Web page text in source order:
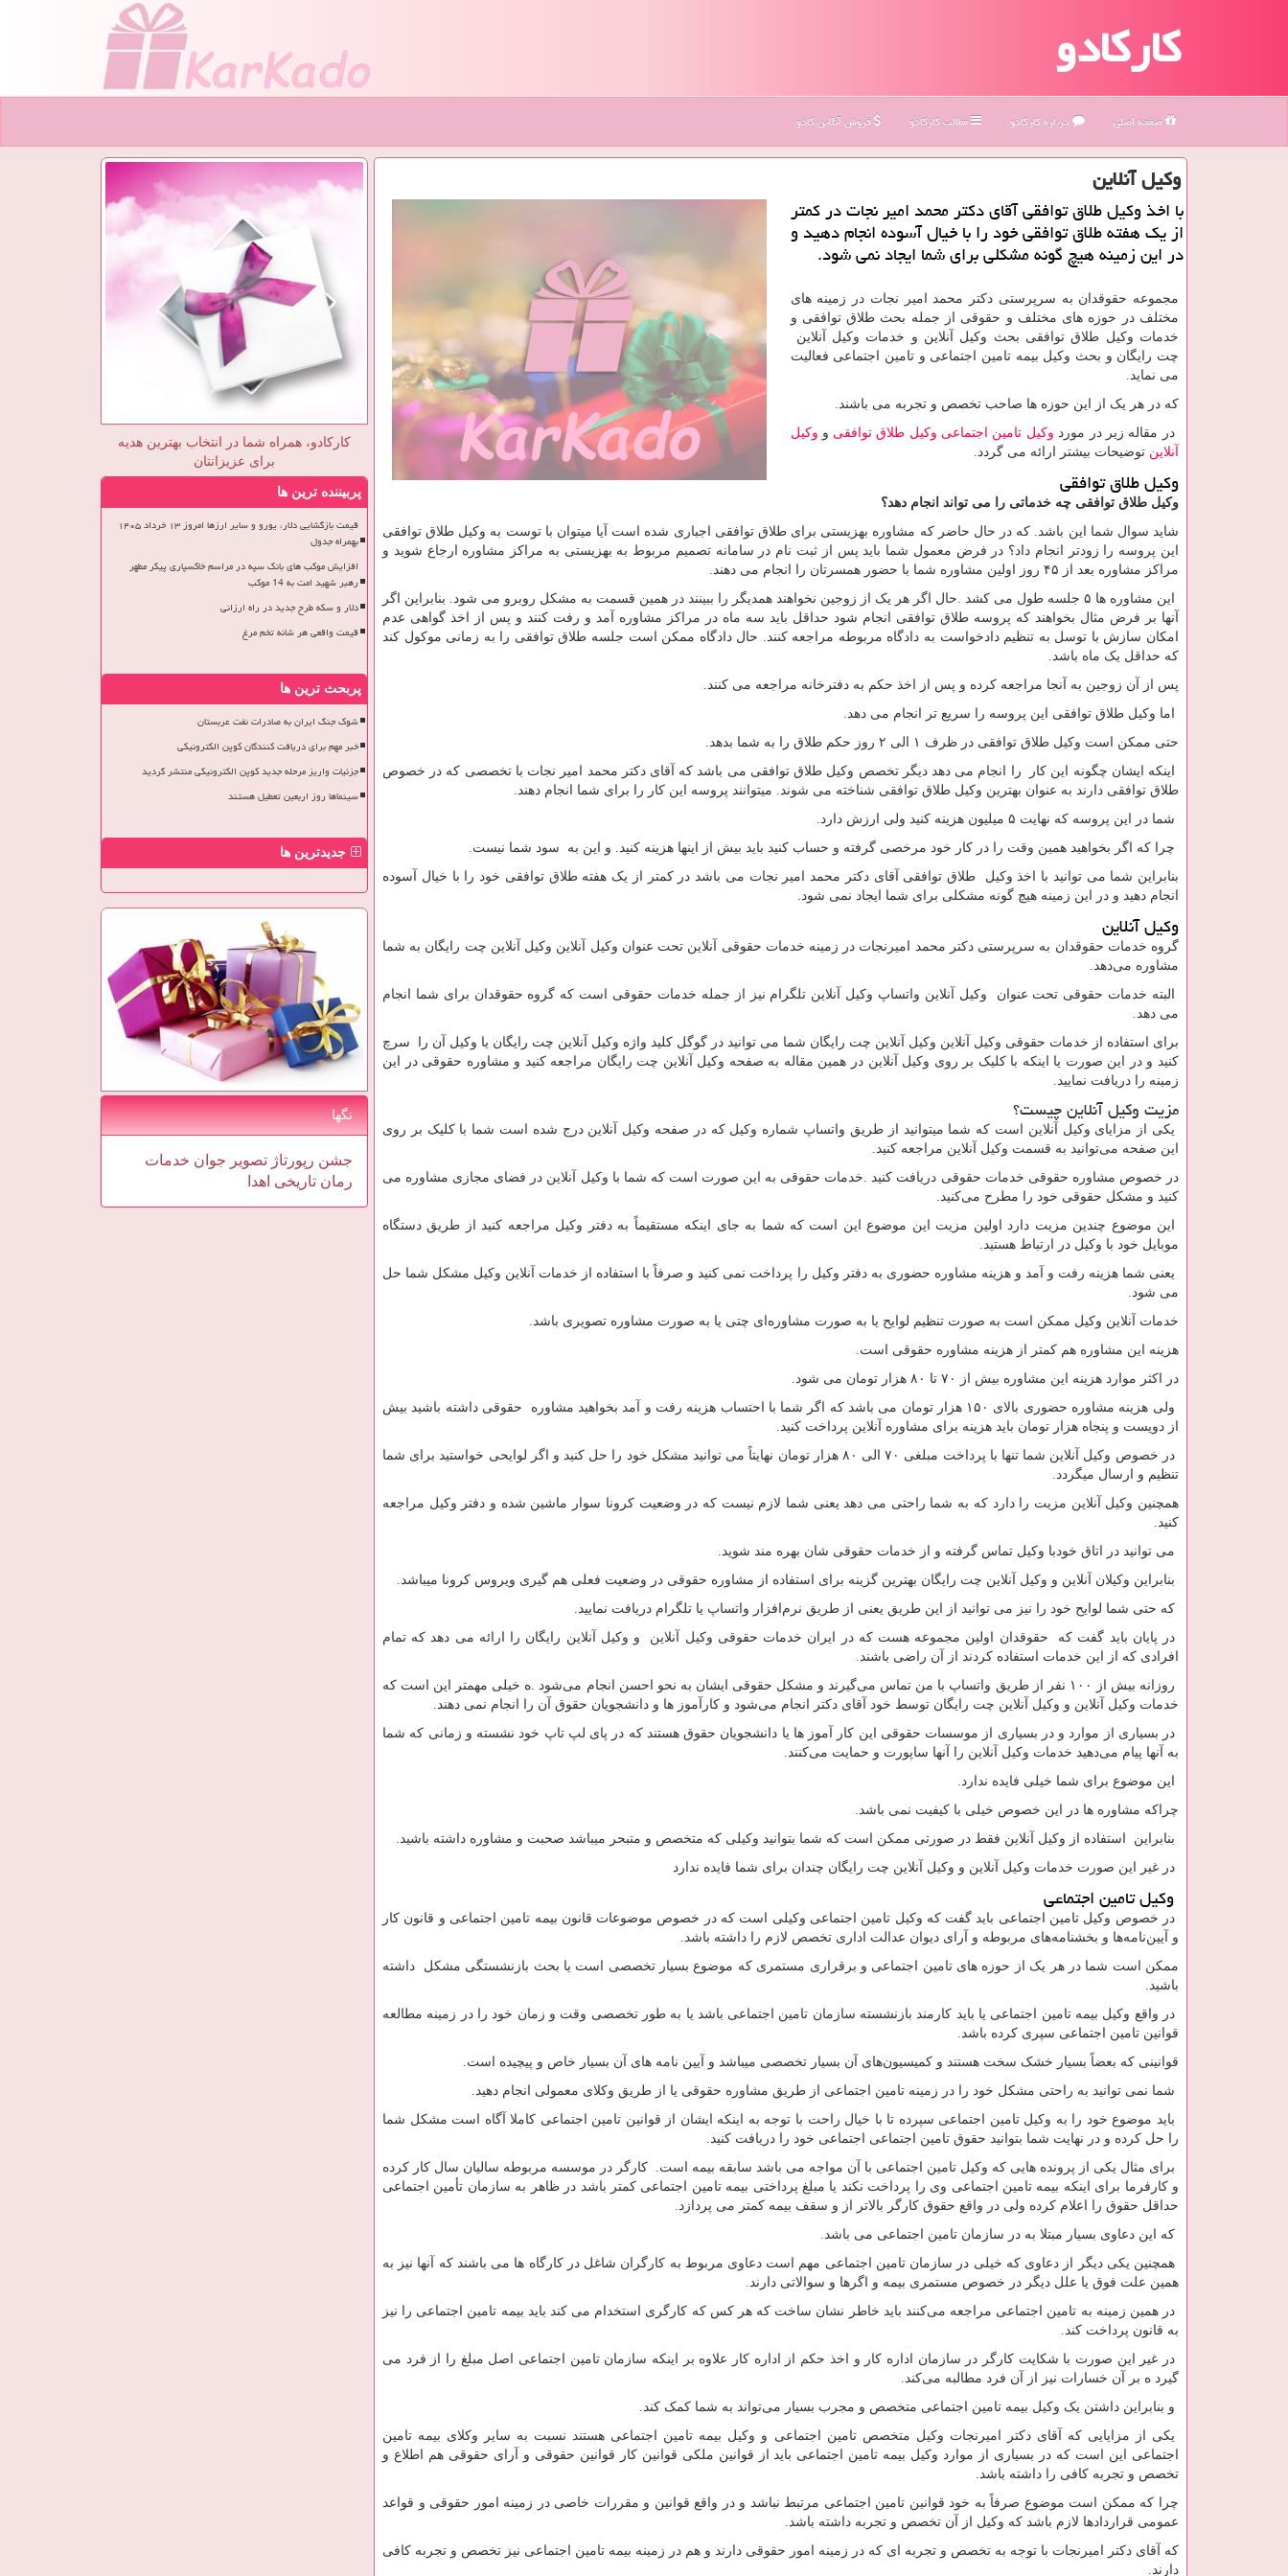
کارکادو
صفحه اصلی درباره كاركادو مطالب كاركادو فروش آنلاین کادو
وكیل آنلاین
با اخذ وكیل طلاق توافقی آقای دكتر محمد امیر نجات در كمتر
از یك هفته طلاق توافقی خود را با خیال آسوده انجام دهید و
در این زمینه هیچ گونه مشكلی برای شما ایجاد نمی شود.
مجموعه حقوقدان به سرپرستی دکتر محمد امیر نجات در زمینه های
مختلف در حوزه های مختلف و حقوقی از جمله بحث طلاق توافقی و
خدمات وکیل طلاق توافقی بحث وکیل آنلاین و خدمات وکیل آنلاین
چت رایگان و بحث وکیل بیمه تامین اجتماعی و تامین اجتماعی فعالیت
می نماید.
که در هر یک از این حوزه ها صاحب تخصص و تجربه می باشند.
در مقاله زیر در مورد وکیل تامین اجتماعی وکیل طلاق توافقی و وکیل
آنلاین توضیحات بیشتر ارائه می گردد.
وکیل طلاق توافقی
وکیل طلاق توافقی چه خدماتی را می تواند انجام دهد؟
شاید سوال شما این باشد. که در حال حاضر که مشاوره بهزیستی برای طلاق توافقی اجباری شده است آیا میتوان با توست به وکیل طلاق توافقی
این پروسه را زودتر انجام داد؟ در فرض معمول شما باید پس از ثبت نام در سامانه تصمیم مربوط به بهزیستی به مراکز مشاوره ارجاع شوید و
مراکز مشاوره بعد از ۴۵ روز اولین مشاوره شما با حضور همسرتان را انجام می دهند.
این مشاوره ها ۵ جلسه طول می کشد .حال اگر هر یک از زوجین نخواهند همدیگر را ببینند در همین قسمت به مشکل روبرو می شود. بنابراین اگر
آنها بر فرض مثال بخواهند که پروسه طلاق توافقی انجام شود حداقل باید سه ماه در مراکز مشاوره آمد و رفت کنند و پس از اخذ گواهی عدم
امکان سازش با توسل به تنظیم دادخواست به دادگاه مربوطه مراجعه کنند. حال دادگاه ممکن است جلسه طلاق توافقی را به زمانی موکول کند
که حداقل یک ماه باشد.
پس از آن زوجین به آنجا مراجعه کرده و پس از اخذ حکم به دفترخانه مراجعه می کنند.
اما وکیل طلاق توافقی این پروسه را سریع تر انجام می دهد.
حتی ممکن است وکیل طلاق توافقی در ظرف ۱ الی ۲ روز حکم طلاق را به شما بدهد.
اینکه ایشان چگونه این کار را انجام می دهد دیگر تخصص وکیل طلاق توافقی می باشد که آقای دکتر محمد امیر نجات با تخصصی که در خصوص
طلاق توافقی دارند به عنوان بهترین وکیل طلاق توافقی شناخته می شوند. میتوانند پروسه این کار را برای شما انجام دهند.
شما در این پروسه که نهایت ۵ میلیون هزینه کنید ولی ارزش دارد.
چرا که اگر بخواهید همین وقت را در کار خود مرخصی گرفته و حساب کنید باید بیش از اینها هزینه کنید. و این به سود شما نیست.
بنابراین شما می توانید با اخذ وکیل طلاق توافقی آقای دکتر محمد امیر نجات می باشد در کمتر از یک هفته طلاق توافقی خود را با خیال آسوده
انجام دهید و در این زمینه هیچ گونه مشکلی برای شما ایجاد نمی شود.
وکیل آنلاین
گروه خدمات حقوقدان به سرپرستی دکتر محمد امیرنجات در زمینه خدمات حقوقی آنلاین تحت عنوان وکیل آنلاین وکیل آنلاین چت رایگان به شما
مشاوره می‌دهد.
البته خدمات حقوقی تحت عنوان وکیل آنلاین واتساپ وکیل آنلاین تلگرام نیز از جمله خدمات حقوقی است که گروه حقوقدان برای شما انجام
می دهد.
برای استفاده از خدمات حقوقی وکیل آنلاین وکیل آنلاین چت رایگان شما می توانید در گوگل کلید واژه وکیل آنلاین چت رایگان یا وکیل آن را سرچ
کنید و در این صورت یا اینکه با کلیک بر روی وکیل آنلاین در همین مقاله به صفحه وکیل آنلاین چت رایگان مراجعه کنید و مشاوره حقوقی در این
زمینه را دریافت نمایید.
مزیت وکیل آنلاین چیست؟
یکی از مزایای وکیل آنلاین است که شما میتوانید از طریق واتساپ شماره وکیل که در صفحه وکیل آنلاین درج شده است شما با کلیک بر روی
این صفحه می‌توانید به قسمت وکیل آنلاین مراجعه کنید.
در خصوص مشاوره حقوقی خدمات حقوقی دریافت کنید .خدمات حقوقی به این صورت است که شما با وکیل آنلاین در فضای مجازی مشاوره می
کنید و مشکل حقوقی خود را مطرح می‌کنید.
این موضوع چندین مزیت دارد اولین مزیت این موضوع این است که شما به جای اینکه مستقیماً به دفتر وکیل مراجعه کنید از طریق دستگاه
موبایل خود با وکیل در ارتباط هستید.
یعنی شما هزینه رفت و آمد و هزینه مشاوره حضوری به دفتر وکیل را پرداخت نمی کنید و صرفاً با استفاده از خدمات آنلاین وکیل مشکل شما حل
می شود.
خدمات آنلاین وکیل ممکن است به صورت تنظیم لوایح یا به صورت مشاوره‌ای چتی یا به صورت مشاوره تصویری باشد.
هزینه این مشاوره هم کمتر از هزینه مشاوره حقوقی است.
در اکثر موارد هزینه این مشاوره بیش از ۷۰ تا ۸۰ هزار تومان می شود.
ولی هزینه مشاوره حضوری بالای ۱۵۰ هزار تومان می باشد که اگر شما با احتساب هزینه رفت و آمد بخواهید مشاوره حقوقی داشته باشید بیش
از دویست و پنجاه هزار تومان باید هزینه برای مشاوره آنلاین پرداخت کنید.
در خصوص وکیل آنلاین شما تنها با پرداخت مبلغی ۷۰ الی ۸۰ هزار تومان نهایتاً می توانید مشکل خود را حل کنید و اگر لوایحی خواستید برای شما
تنظیم و ارسال میگردد.
همچنین وکیل آنلاین مزیت را دارد که به شما راحتی می دهد یعنی شما لازم نیست که در وضعیت کرونا سوار ماشین شده و دفتر وکیل مراجعه
کنید.
می توانید در اتاق خودبا وکیل تماس گرفته و از خدمات حقوقی شان بهره مند شوید.
بنابراین وکیلان آنلاین و وکیل آنلاین چت رایگان بهترین گزینه برای استفاده از مشاوره حقوقی در وضعیت فعلی هم گیری ویروس کرونا میباشد.
که حتی شما لوایح خود را نیز می توانید از این طریق یعنی از طریق نرم‌افزار واتساپ یا تلگرام دریافت نمایید.
در پایان باید گفت که حقوقدان اولین مجموعه هست که در ایران خدمات حقوقی وکیل آنلاین و وکیل آنلاین رایگان را ارائه می دهد که تمام
افرادی که از این خدمات استفاده کردند از آن راضی باشند.
روزانه بیش از ۱۰۰ نفر از طریق واتساپ با من تماس می‌گیرند و مشکل حقوقی ایشان به نحو احسن انجام می‌شود .ه خیلی مهمتر این است که
خدمات وکیل آنلاین و وکیل آنلاین چت رایگان توسط خود آقای دکتر انجام می‌شود و کارآموز ها و دانشجویان حقوق آن را انجام نمی دهند.
در بسیاری از موارد و در بسیاری از موسسات حقوقی این کار آموز ها یا دانشجویان حقوق هستند که در پای لپ تاپ خود نشسته و زمانی که شما
به آنها پیام می‌دهید خدمات وکیل آنلاین را آنها ساپورت و حمایت می‌کنند.
این موضوع برای شما خیلی فایده ندارد.
چراکه مشاوره ها در این خصوص خیلی با کیفیت نمی باشد.
بنابراین استفاده از وکیل آنلاین فقط در صورتی ممکن است که شما بتوانید وکیلی که متخصص و متبحر میباشد صحبت و مشاوره داشته باشید.
در غیر این صورت خدمات وکیل آنلاین و وکیل آنلاین چت رایگان چندان برای شما فایده ندارد‌
وکیل تامین اجتماعی
در خصوص وکیل تامین اجتماعی باید گفت که وکیل تامین اجتماعی وکیلی است که در خصوص موضوعات قانون بیمه تامین اجتماعی و قانون کار
و آیین‌نامه‌ها و بخشنامه‌های مربوطه و آرای دیوان عدالت اداری تخصص لازم را داشته باشد.
ممکن است شما در هر یک از حوزه های تامین اجتماعی و برقراری مستمری که موضوع بسیار تخصصی است یا بحث بازنشستگی مشکل داشته
باشید.
در واقع وکیل بیمه تامین اجتماعی یا باید کارمند بازنشسته سازمان تامین اجتماعی باشد یا به طور تخصصی وقت و زمان خود را در زمینه مطالعه
قوانین تامین اجتماعی سپری کرده باشد.
قوانینی که بعضاً بسیار خشک سخت هستند و کمیسیون‌های آن بسیار تخصصی میباشد و آیین نامه های آن بسیار خاص و پیچیده است.
شما نمی توانید به راحتی مشکل خود را در زمینه تامین اجتماعی از طریق مشاوره حقوقی یا از طریق وکلای معمولی انجام دهید.
باید موضوع خود را به وکیل تامین اجتماعی سپرده تا با خیال راحت با توجه به اینکه ایشان از قوانین تامین اجتماعی کاملا آگاه است مشکل شما
را حل کرده و در نهایت شما بتوانید حقوق تامین اجتماعی اجتماعی خود را دریافت کنید.
برای مثال یکی از پرونده هایی که وکیل تامین اجتماعی با آن مواجه می باشد سابقه بیمه است. کارگر در موسسه مربوطه سالیان سال کار کرده
و کارفرما برای اینکه بیمه تامین اجتماعی وی را پرداخت نکند یا مبلغ پرداختی بیمه تامین اجتماعی کمتر باشد در ظاهر به سازمان تأمین اجتماعی
حداقل حقوق را اعلام کرده ولی در واقع حقوق کارگر بالاتر از و سقف بیمه کمتر می پردازد.
که این دعاوی بسیار مبتلا به در سازمان تامین اجتماعی می باشد.
همچنین یکی دیگر از دعاوی که خیلی در سازمان تامین اجتماعی مهم است دعاوی مربوط به کارگران شاغل در کارگاه ها می باشند که آنها نیز به
همین علت فوق یا علل دیگر در خصوص مستمری بیمه و اگرها و سوالاتی دارند.
در همین زمینه به تامین اجتماعی مراجعه می‌کنند باید خاطر نشان ساخت که هر کس که کارگری استخدام می کند باید بیمه تامین اجتماعی را نیز
به قانون پرداخت کند.
در غیر این صورت با شکایت کارگر در سازمان اداره کار و اخذ حکم از اداره کار علاوه بر اینکه سازمان تامین اجتماعی اصل مبلغ را از فرد می
گیرد ه بر آن خسارات نیز از آن فرد مطالبه می‌کند.
و بنابراین داشتن یک وکیل بیمه تامین اجتماعی متخصص و مجرب بسیار می‌تواند به شما کمک کند.
یکی از مزایایی که آقای دکتر امیرنجات وکیل متخصص تامین اجتماعی و وکیل بیمه تامین اجتماعی هستند نسبت به سایر وکلای بیمه تامین
اجتماعی این است که در بسیاری از موارد وکیل بیمه تامین اجتماعی باید از قوانین ملکی قوانین کار قوانین حقوقی و آرای حقوقی هم اطلاع و
تخصص و تجربه کافی را داشته باشد.
چرا که ممکن است موضوع صرفاً به خود قوانین تامین اجتماعی مرتبط نباشد و در واقع قوانین و مقررات خاصی در زمینه امور حقوقی و قواعد
عمومی قراردادها لازم باشد که وکیل از آن تخصص و تجربه داشته باشد.
که آقای دکتر امیرنجات با توجه به تخصص و تجربه ای که در زمینه امور حقوقی دارند و هم در زمینه بیمه تامین اجتماعی نیز تخصص و تجربه کافی
دارند.
کارکادو، همراه شما در انتخاب بهترین هدیه
برای عزیزانتان
پربیننده ترین ها
قیمت بازگشایی دلار، یورو و سایر ارزها امروز ۱۳ خرداد ۱۴۰۵
بهمراه جدول
افزایش موکب های بانک سپه در مراسم خاکسپاری پیکر مطهر
رهبر شهید امت به 14 موکب
دلار و سکه طرح جدید در راه ارزانی
قیمت واقعی هر شانه تخم مرغ
پربحث ترین ها
شوک جنگ ایران به صادرات نفت عربستان
خبر مهم برای دریافت کنندگان کوپن الکترونیکی
جزئیات واریز مرحله جدید کوپن الکترونیکی منتشر گردید
سینماها روز اربعین تعطیل هستند
جدیدترین ها
تگها
جشن رپورتاژ تصویر جوان خدمات
رمان تاریخی اهدا